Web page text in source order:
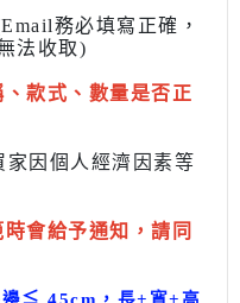
務必填寫正確，
法收取)
款式、數量是否正
因個人經濟因素等
會給予通知，請同